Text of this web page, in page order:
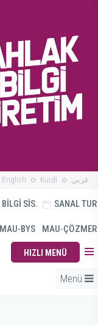
English Kurdî عربي
BİLGİ SİS. SANAL TUR
MAU-BYS MAU-ÇÖZMER
HIZLI MENÜ
Menü